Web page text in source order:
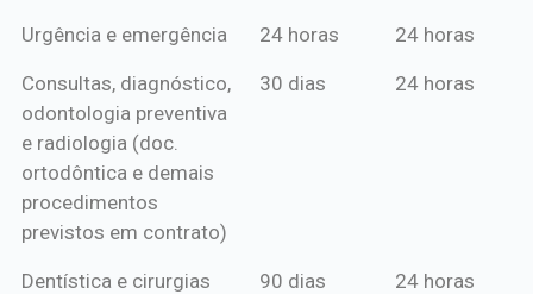
*Procedimentos Amil
*Pagamento
mensal*
*Pagamento
de crédito
Urgência e emergência 24 horas 24 horas
Consultas, diagnóstico,
odontologia preventiva
e radiologia (doc.
ortodôntica e demais
procedimentos
previstos em contrato)
30 dias 24 horas
Dentística e cirurgias 90 dias 24 horas